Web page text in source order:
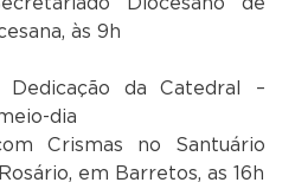
às 9h
Dedicação da Catedral –
dia
Crismas no Santuário
em Barretos, as 16h